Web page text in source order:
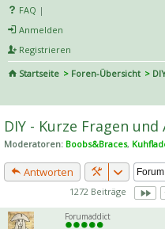
FAQ |
Anmelden
Registrieren
Startseite
Foren-Übersicht
he
DIY - Kurze Fragen
Moderatoren: Boobs&Braces,
Antworten
1272 Beiträge
Forumaddict